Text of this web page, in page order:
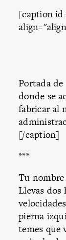
[caption
Portada
donde se
fabricar al
[/caption]
***
Tu nombre
Llevas dos
pierna
temes que